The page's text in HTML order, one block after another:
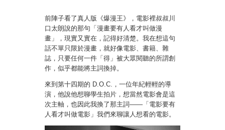
前陣子看了真人版《爆漫王》，電影裡叔叔川
口太朗說的那句「漫畫要有人看才叫做漫
畫」，現實又實在，記得好清楚。我在想這句
話不單只限於漫畫，就好像電影、書籍、雜
誌，只要任何一件「得」被大眾閱聽的所謂創
作，似乎都能將主詞換掉。
來到第十四期的 D.O.C.，一位年紀輕輕的導
演，他說他想聊學生拍片，想當然電影會是這
次主軸，也因此我換了那主詞——「電影要有
人看才叫做電影」我們來聊讓人想看的電影。